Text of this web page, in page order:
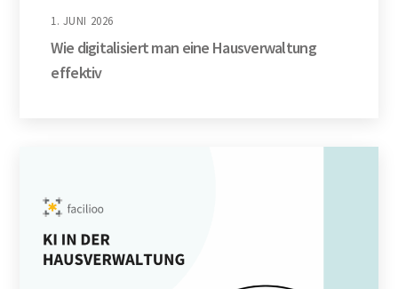
1. JUNI 2026
Wie digitalisiert man eine Hausverwaltung
effektiv